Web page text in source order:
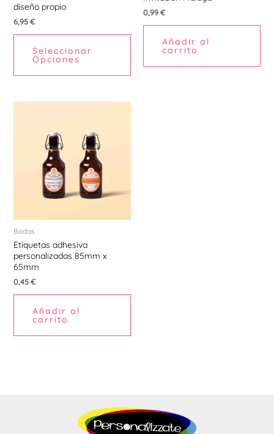
diseño propio
6,95€
Seleccionar
Opciones
0,99€
Añadir al
carrito
Bodas
Etiquetas adhesiva
personalizadas 85mm x
65mm
0,45€
Añadir al
carrito